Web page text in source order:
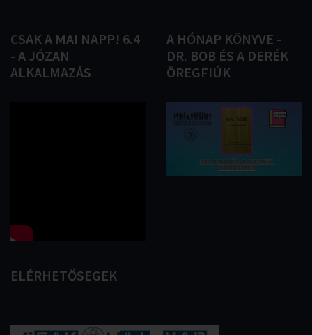
CSAKA MAI NAPP! 6.4
- A JÓZAN
ALKALMAZÁS
A HÓNAP KÖNYVE -
DR. BOB ÉS A DERÉK
ÖREGFIÚK
ELÉRHETŐSEGEK